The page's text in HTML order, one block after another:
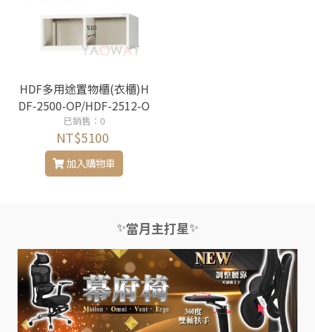
HDF多用途置物櫃(衣櫃)H
DF-2500-OP/HDF-2512-O
P(全鋼製-開放式)
已銷售：0
NT$5100
加入購物車
✨當月主打星✨